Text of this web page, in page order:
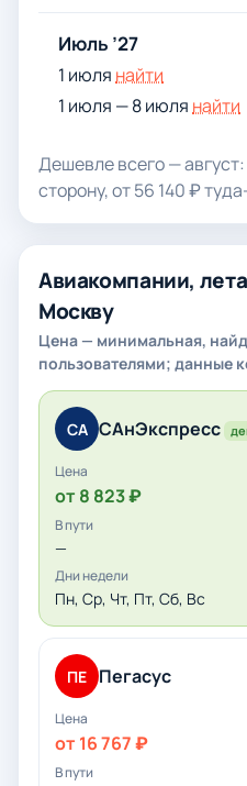
Июль ’27
1 июля найти
1 июля — 8 июля найти
Дешевле всего — август:
сторону, от 56 140 ₽
Авиакомпании,
Москву
Цена — минимальная,
пользователями; данные
СА САнЭкспресс
от 8 823 ₽
—
Пн, Ср, Чт, Пт, Сб, Вс
ПЕ Пегасус
от 16 767 ₽